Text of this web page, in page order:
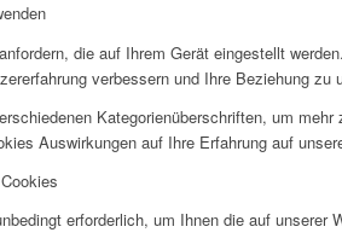
die auf Ihrem Gerät eingestellt
verbessern und Ihre Beziehung zu
Kategorienüberschriften, um
Auswirkungen auf Ihre Erfahrung auf
erforderlich, um Ihnen die auf